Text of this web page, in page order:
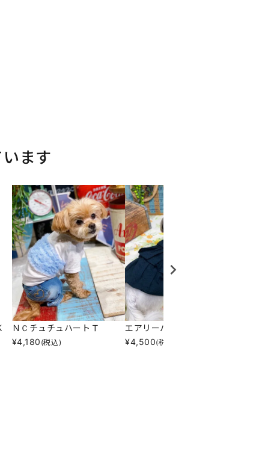
ます
ＮＣチュチュハートＴ
¥4,180 (税込)
エアリーバルーンＯＰ
¥4,500(税込)